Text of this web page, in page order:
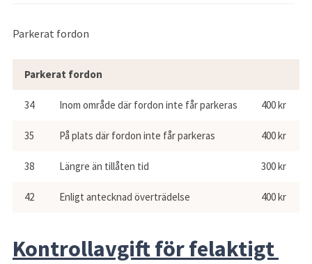
Parkerat fordon
Parkerat fordon
34 Inom område där fordon inte får parkeras 400 kr
35 På plats där fordon inte får parkeras 400 kr
38 Längre än tillåten tid 300 kr
42 Enligt antecknad överträdelse 400 kr
Kontrollavgift för felaktigt